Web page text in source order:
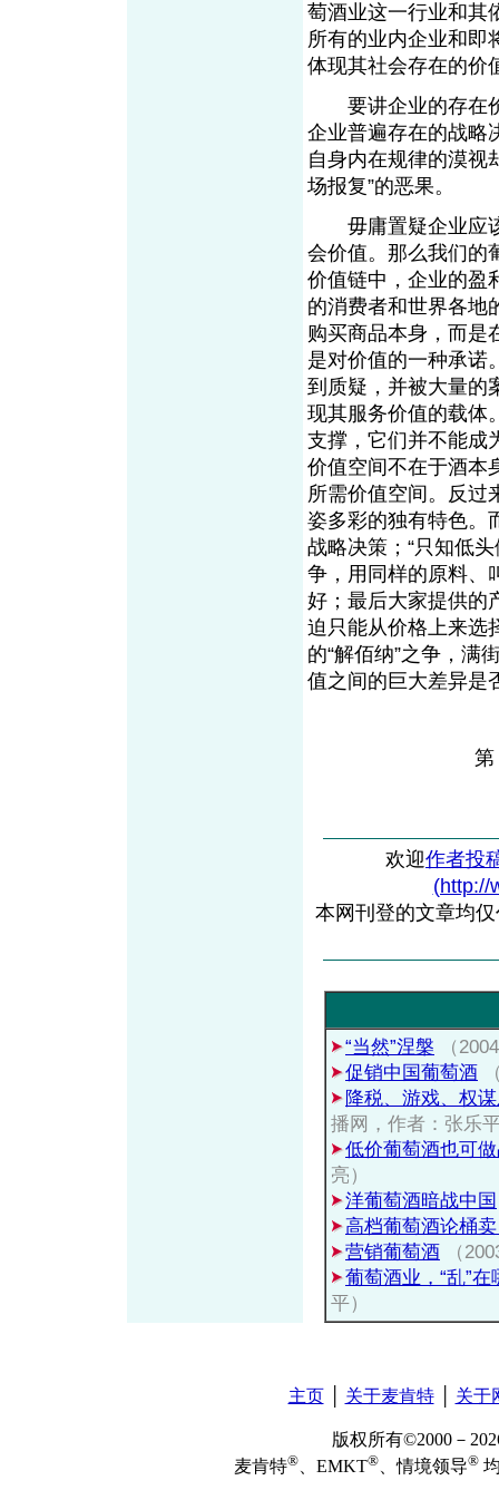
萄酒业这一行业和其
所有的业内企业和即
体现其社会存在的价
要讲企业的存在价
企业普遍存在的战略
自身内在规律的漠视
场报复”的恶果。
毋庸置疑企业应该
会价值。那么我们的
价值链中，企业的盈
的消费者和世界各地
购买商品本身，而是
是对价值的一种承诺
到质疑，并被大量的
现其服务价值的载体
支撑，它们并不能成
价值空间不在于酒本
所需价值空间。反过
姿多彩的独有特色。
战略决策；“只知低
争，用同样的原料、
好；最后大家提供的
迫只能从价格上来选
的“解佰纳”之争，满
值之间的巨大差异是
第
欢迎作者投
(http://
本网刊登的文章均
“当然”涅槃
（
促销中国葡萄酒
降税、游戏、权
播网，作者：张乐
低价葡萄酒也可
亮）
洋葡萄酒暗战中国
高档葡萄酒论桶
营销葡萄酒
（
葡萄酒业，“乱”在
平）
主页│ 关于麦肯特│ 关于
版权所有©2000－
麦肯特® 、EMKT® 、情境领导®